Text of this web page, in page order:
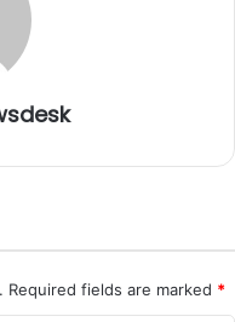
Required fields are marked *